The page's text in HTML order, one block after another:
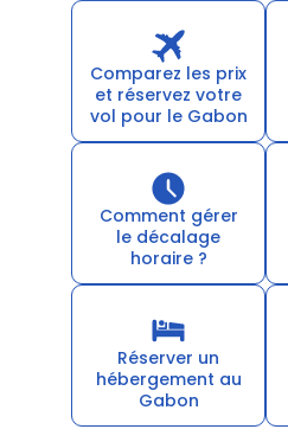
Comparez les prix
et réservez votre
vol pour le Gabon
Comment gérer
le décalage
horaire ?
Réserver un
hébergement au
Gabon